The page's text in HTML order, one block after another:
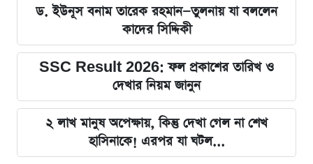
ড. ইউনূস বনাম তারেক রহমান—তুলনায় যা বললেন
কাদের সিদ্দিকী
SSC Result 2026: ফল প্রকাশের তারিখ ও
দেখার নিয়ম জানুন
২ লাখ মানুষ অপেক্ষায়, কিন্তু দেখা গেল না শেখ
হাসিনাকে! এরপর যা ঘটল...